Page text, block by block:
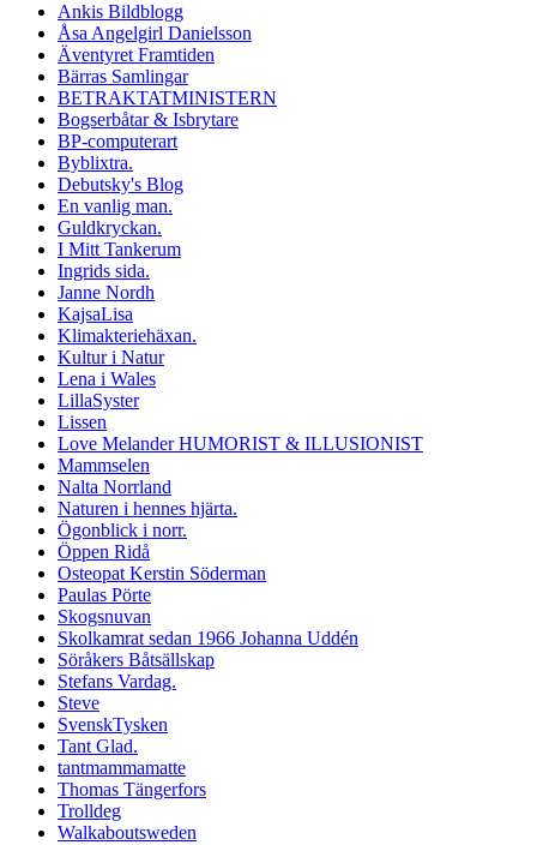
Ankis Bildblogg
Åsa Angelgirl Danielsson
Äventyret Framtiden
Bärras Samlingar
BETRAKTATMINISTERN
Bogserbåtar & Isbrytare
BP-computerart
Byblixtra.
Debutsky's Blog
En vanlig man.
Guldkryckan.
I Mitt Tankerum
Ingrids sida.
Janne Nordh
KajsaLisa
Klimakteriehäxan.
Kultur i Natur
Lena i Wales
LillaSyster
Lissen
Love Melander HUMORIST & ILLUSIONIST
Mammselen
Nalta Norrland
Naturen i hennes hjärta.
Ögonblick i norr.
Öppen Ridå
Osteopat Kerstin Söderman
Paulas Pörte
Skogsnuvan
Skolkamrat sedan 1966 Johanna Uddén
Söråkers Båtsällskap
Stefans Vardag.
Steve
SvenskTysken
Tant Glad.
tantmammamatte
Thomas Tängerfors
Trolldeg
Walkaboutsweden